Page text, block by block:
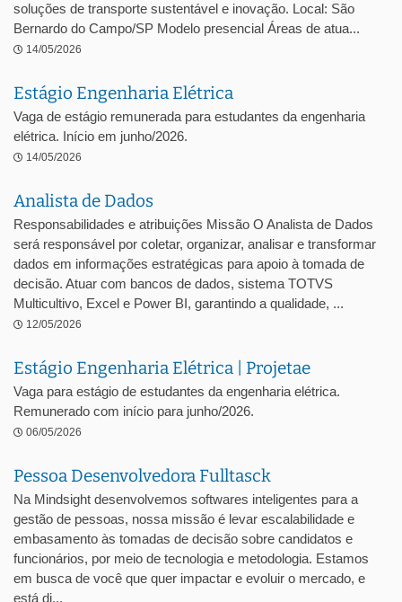
soluções de transporte sustentável e inovação. Local: São
Bernardo do Campo/SP Modelo presencial Áreas de atua...
14/05/2026
Estágio Engenharia Elétrica
Vaga de estágio remunerada para estudantes da engenharia
elétrica. Início em junho/2026.
14/05/2026
Analista de Dados
Responsabilidades e atribuições Missão O Analista de Dados
será responsável por coletar, organizar, analisar e transformar
dados em informações estratégicas para apoio à tomada de
decisão. Atuar com bancos de dados, sistema TOTVS
Multicultivo, Excel e Power BI, garantindo a qualidade, ...
12/05/2026
Estágio Engenharia Elétrica | Projetae
Vaga para estágio de estudantes da engenharia elétrica.
Remunerado com início para junho/2026.
06/05/2026
Pessoa Desenvolvedora Fulltasck
Na Mindsight desenvolvemos softwares inteligentes para a
gestão de pessoas, nossa missão é levar escalabilidade e
embasamento às tomadas de decisão sobre candidatos e
funcionários, por meio de tecnologia e metodologia. Estamos
em busca de você que quer impactar e evoluir o mercado, e
está di...